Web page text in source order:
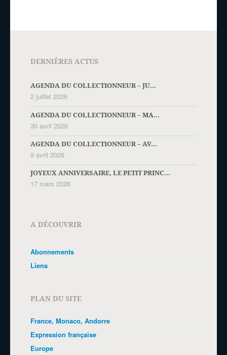
DERNIÈRES ACTUS
AGENDA DU COLLECTIONNEUR – JU...
2 juillet 2026
AGENDA DU COLLECTIONNEUR – MA...
30 avril 2026
AGENDA DU COLLECTIONNEUR – AV...
9 avril 2026
JOYEUX ANNIVERSAIRE, LE PETIT PRINC...
17 mars 2026
A DÉCOUVRIR
Abonnements
Liens
PLAN DU SITE
France, Monaco, Andorre
Expression française
Europe